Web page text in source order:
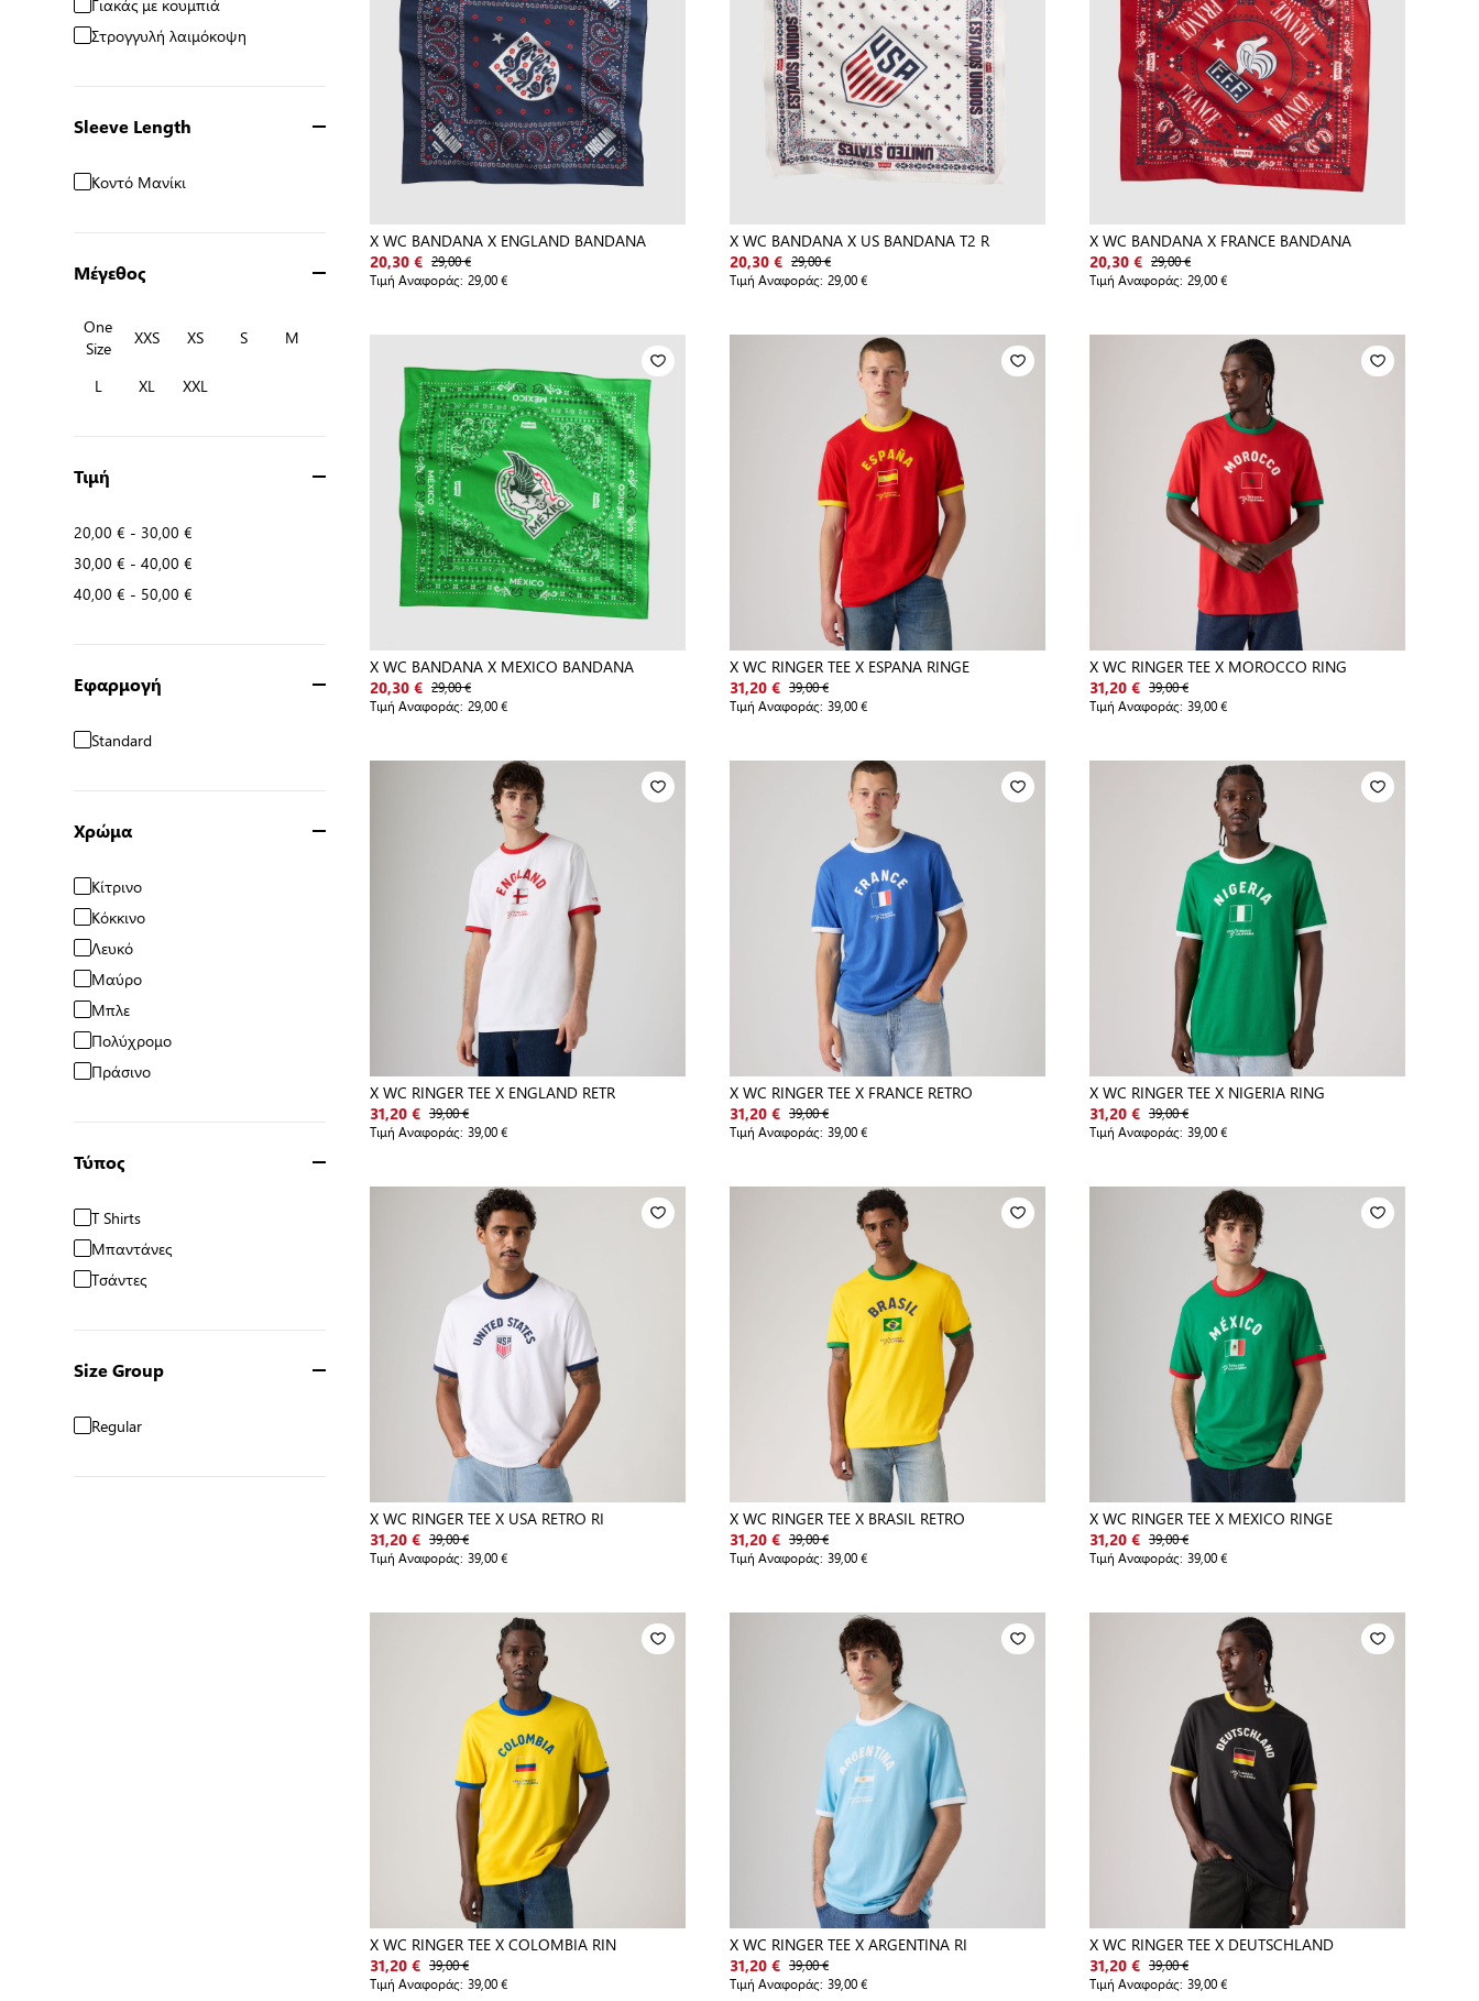
Στρογγυλή λαιμόκοψη
Sleeve Length
Κοντό Μανίκι
Μέγεθος
One
Size
XXS XS S
M
L
XL XXL
Τιμή
20,00 € -30,00 €
30,00 € -40,00 €
40,00 € - 50,00 €
Εφαρμογή
Standard
Χρώμα
Κίτρινο
Κόκκινο
Λευκό
Μαύρο
Μπλε
Πολύχρομο
Πράσινο
Τύπος
T Shirts
Μπαντάνες
Τσάντες
Size Group
Regular
X WC BANDANA X ENGLAND BANDANA
20,30 € 29,00 €
Τιμή Αναφοράς: 29,00 €
X WC BANDANA X US BANDANA T2 R
20,30 € 29,00 €
Τιμή Αναφοράς: 29,00 €
X WC BANDANA X FRANCE BANDANA
20,30 € 29,00 €
Τιμή Αναφοράς: 29,00 €
X WC BANDANA X MEXICO BANDANA
20,30 € 29,00 €
Τιμή Αναφοράς: 29,00 €
X WC RINGER TEE X ESPANA RINGE
31,20 € 39,00 €
Τιμή Αναφοράς: 39,00 €
X WC RINGER TEE X MOROCCO RING
31,20 € 39,00 €
Τιμή Αναφοράς: 39,00 €
X WC RINGER TEE X ENGLAND RETR
31,20 € 39,00 €
Τιμή Αναφοράς: 39,00 €
X WC RINGER TEE X FRANCE RETRO
31,20 € 39,00 €
Τιμή Αναφοράς: 39,00 €
X WC RINGER TEE X NIGERIA RING
31,20 € 39,00 €
Τιμή Αναφοράς: 39,00 €
X WC RINGER TEE X USA RETRO RI
31,20 € 39,00 €
Τιμή Αναφοράς: 39,00 €
X WC RINGER TEE X BRASIL RETRO
31,20 € 39,00 €
Τιμή Αναφοράς: 39,00 €
X WC RINGER TEE X MEXICO RINGE
31,20 € 39,00 €
Τιμή Αναφοράς: 39,00 €
X WC RINGER TEE X COLOMBIA RIN
31,20 € 39,00 €
Τιμή Αναφοράς: 39,00 €
X WC RINGER TEE X ARGENTINA RI
31,20 € 39,00 €
Τιμή Αναφοράς: 39,00 €
X WC RINGER TEE X DEUTSCHLAND
31,20 € 39,00 €
Τιμή Αναφοράς: 39,00 €